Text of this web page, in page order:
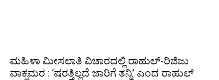
ಮಹಿಳಾ ಮೀಸಲಾತಿ ವಿಚಾರದಲ್ಲಿ ರಾಹುಲ್‌-ರಿಜಿಜು
ವಾಕ್ಸಮರ : ‘ಷರತ್ತಿಲ್ಲದೆ ಜಾರಿಗೆ ತನ್ನಿ’ ಎಂದ ರಾಹುಲ್‌